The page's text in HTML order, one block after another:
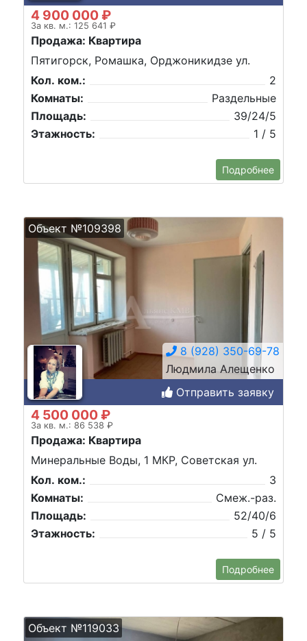
4 900 000 ₽
За кв. м.: 125 641 ₽
Продажа: Квартира
Пятигорск, Ромашка, Орджоникидзе ул.
Кол. ком.:
2
Комнаты:
Раздельные
Площадь:
39/24/5
Этажность:
1 / 5
Подробнее
Объект №109398
8 (928) 350-69-78
Людмила Алещенко
Отправить заявку
4 500 000 ₽
За кв. м.: 86 538 ₽
Продажа: Квартира
Минеральные Воды, 1 МКР, Советская ул.
Кол. ком.:
3
Комнаты:
Смеж.-раз.
Площадь:
52/40/6
Этажность:
5 / 5
Подробнее
Объект №119033